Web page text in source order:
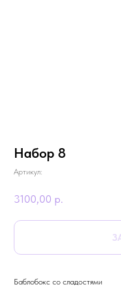
Набор 8
Артикул:
3100,00 р.
Баблобокс со сладостями